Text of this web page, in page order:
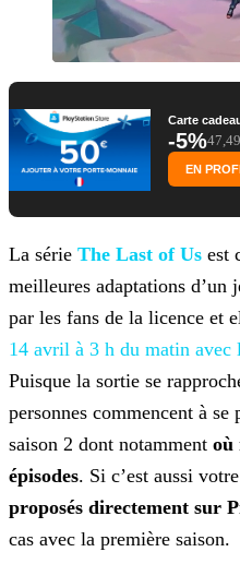
Carte
-5%
EN
La série The Last of Us est
meilleures adaptations d’un
par les fans de la licence et
14 avril à 3 h du matin avec
Puisque la sortie se
personnes commencent à se
saison 2 dont notamment où
épisodes. Si c’est aussi
proposés directement sur
cas avec la première saison.